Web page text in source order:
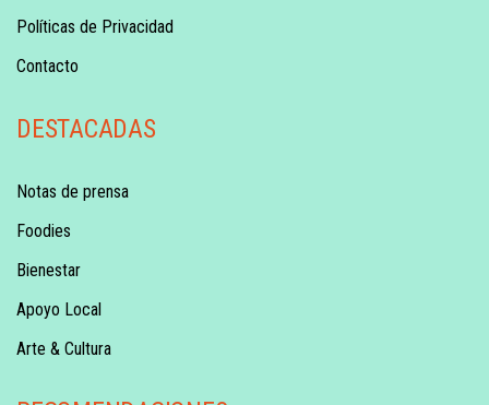
Políticas de Privacidad
Contacto
DESTACADAS
Notas de prensa
Foodies
Bienestar
Apoyo Local
Arte & Cultura